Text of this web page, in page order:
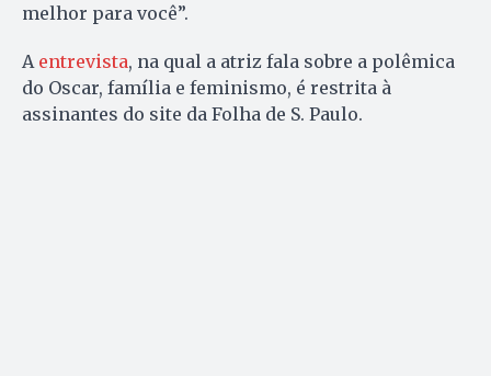
melhor para você”.
A entrevista, na qual a atriz fala sobre a polêmica
do Oscar, família e feminismo, é restrita à
assinantes do site da Folha de S. Paulo.